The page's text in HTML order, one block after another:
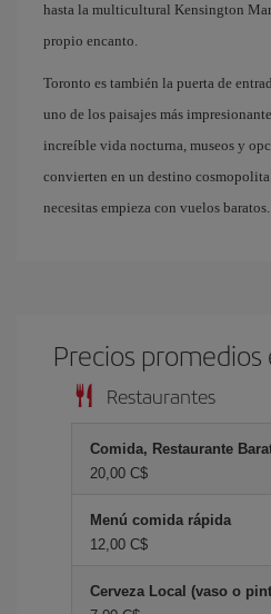
hasta la multicultural Kensington
propio encanto.
Toronto es también la puerta de
uno de los paisajes más
increíble vida nocturna, museos y
convierten en un destino
necesitas empieza con vuelos baratos.
Precios
Restaurantes
Comida, Restaurante
20,00 C$
Menú comida rápida
12,00 C$
Cerveza Local (vaso o